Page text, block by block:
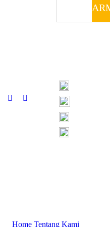
Home Tentang Kami